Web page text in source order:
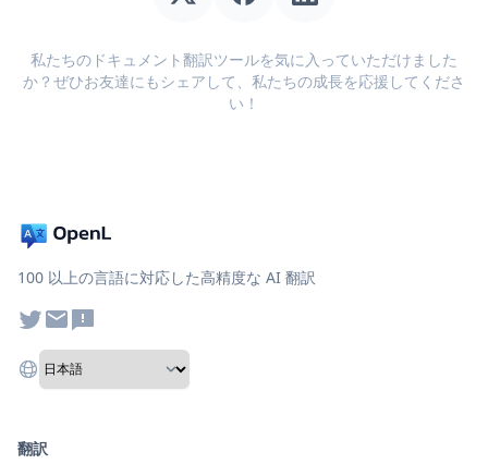
私たちのドキュメント翻訳ツールを気に入っていただけました
か？ぜひお友達にもシェアして、私たちの成長を応援してくださ
い！
100 以上の言語に対応した高精度な AI 翻訳
翻訳